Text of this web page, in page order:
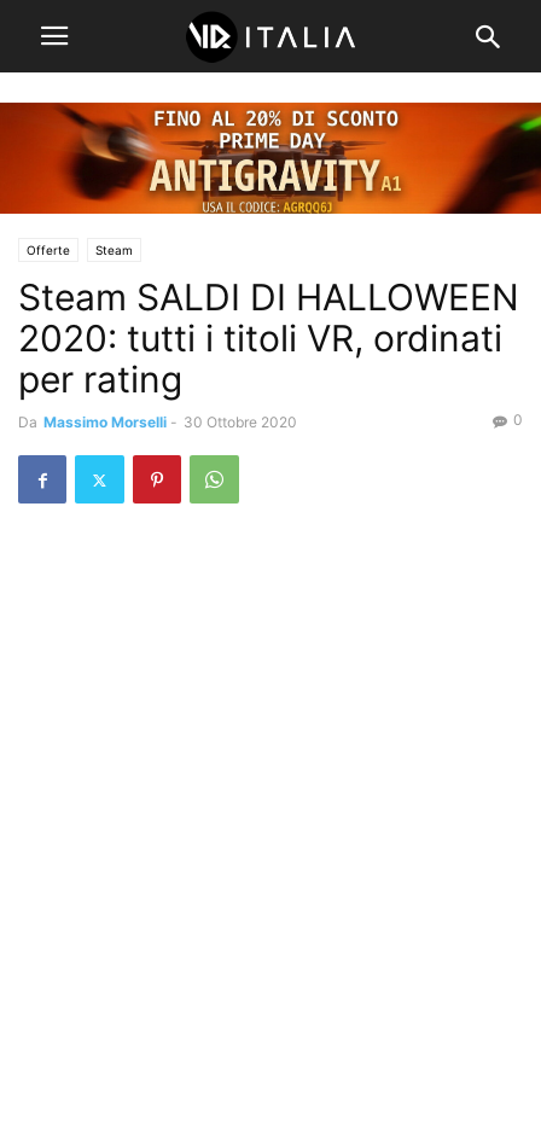
Offerte Steam
Steam SALDI DI HALLOWEEN
2020: tutti i titoli VR, ordinati
per rating
Da Massimo Morselli - 30 Ottobre 2020 0